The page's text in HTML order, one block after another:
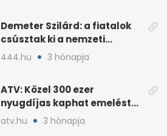
Demeter Szilárd: a fiatalok
csúsztak ki a nemzeti
kultúrából
444.hu 3 hónapja
ATV: Közel 300 ezer
nyugdíjas kaphat emelést
idén a Tisza terve szerint
atv.hu 3 hónapja